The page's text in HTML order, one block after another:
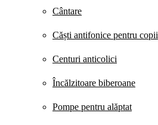
Cântare
Căști antifonice pentru copii
Centuri anticolici
Încălzitoare biberoane
Pompe pentru alăptat